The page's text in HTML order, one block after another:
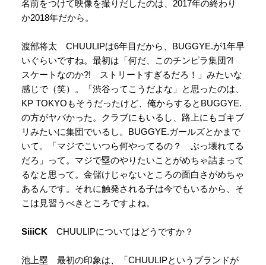
名前をつけて映像を撮りだしたのは、2017年の終わり
か2018年だから。
渡部将太 CHUULIPは6年目だから、BUGGYE.が1年早
いぐらいですね。最初は「何だ、このチンピラ集団?!
スケートなのか?! ストリートすぎるだろ！」みたいな
感じで（笑）。「渋谷ってこうだよな」と思ったのは、
KP TOKYOもそうだったけど、俺からするとBUGGYE.
の方がヤバかった。クラブにもいるし、路上にもゴキブ
リみたいに集団でいるし。BUGGYE.ガールズとかまで
いて。「マジでこいつら何やってるの？ ぶっ壊れてる
だろ」って。マジで塁のやりたいことがめちゃ詰まって
るなと思って。金儲けじゃないところの面白さがめちゃ
あるんです。それに触発される子は今でもいるから、そ
こは見習うべきところですよね。
SiiiCK CHUULIPについてはどうですか？
池上塁 最初の印象は、「CHUULIPというブランドが